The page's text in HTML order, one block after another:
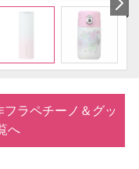
フラペチーノ＆グッ
へ